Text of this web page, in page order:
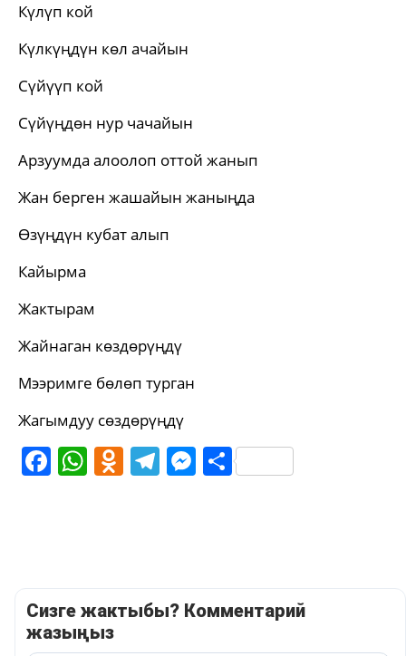
Күлүп кой
Күлкүңдүн көл ачайын
Сүйүүп кой
Сүйүңдөн нур чачайын
Арзуумда алоолоп оттой жанып
Жан берген жашайын жаныңда
Өзүңдүн кубат алып
Кайырма
Жактырам
Жайнаган көздөрүңдү
Мээримге бөлөп турган
Жагымдуу сөздөрүңдү
Facebook
WhatsApp
Odnoklassniki
Telegram
Messenger
Share
Сизге жактыбы? Комментарий
жазыңыз